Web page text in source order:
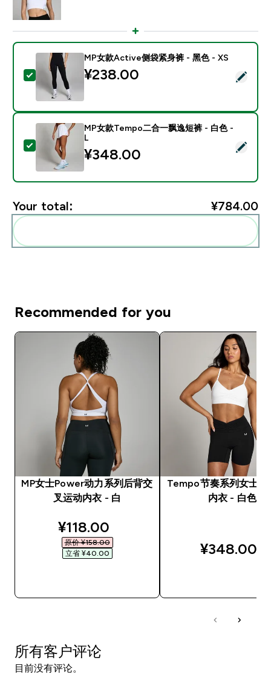
Select this product - MP女款Active侧袋紧身裤 - 黑色
MP女款Active侧袋紧身裤 - 黑色 - XS
¥238.00‎
Select this product - MP女款Tempo二合一飘逸短裤 -
MP女款Tempo二合一飘逸短裤 - 白色 -
L
¥348.00‎
Your total: ¥784.00‎
Recommended for you
MP女士Power动力系列后背交
叉运动内衣 - 白
discounted price
¥118.00‎
原价 ¥158.00‎
立省 ¥40.00‎
Tempo节奏系列女士前
内衣 - 白色
¥348.00‎
所有客户评论
目前没有评论。